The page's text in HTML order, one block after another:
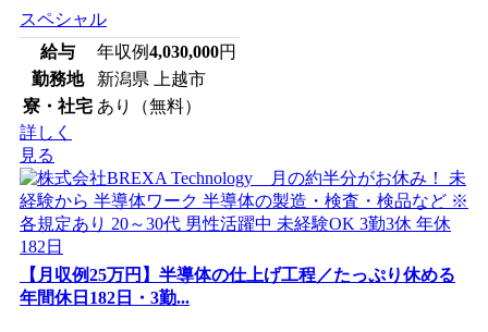
スペシャル
給与
年収例4,030,000円
勤務地
新潟県 上越市
寮・社宅 あり（無料）
詳しく
見る
【月収例25万円】半導体の仕上げ工程／たっぷり休める
年間休日182日・3勤...